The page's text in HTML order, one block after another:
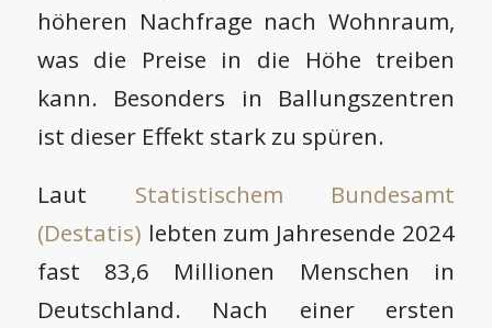
höheren Nachfrage nach Wohnraum,
was die Preise in die Höhe treiben
kann. Besonders in Ballungszentren
ist dieser Effekt stark zu spüren.
Laut Statistischem Bundesamt
(Destatis) lebten zum Jahresende 2024
fast 83,6 Millionen Menschen in
Deutschland. Nach einer ersten